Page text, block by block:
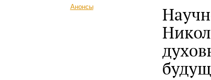
Анонсы